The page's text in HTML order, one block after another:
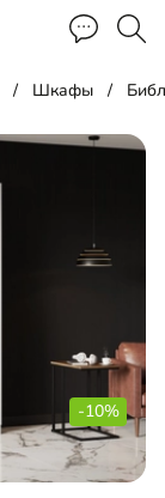
Шкафы
-10%